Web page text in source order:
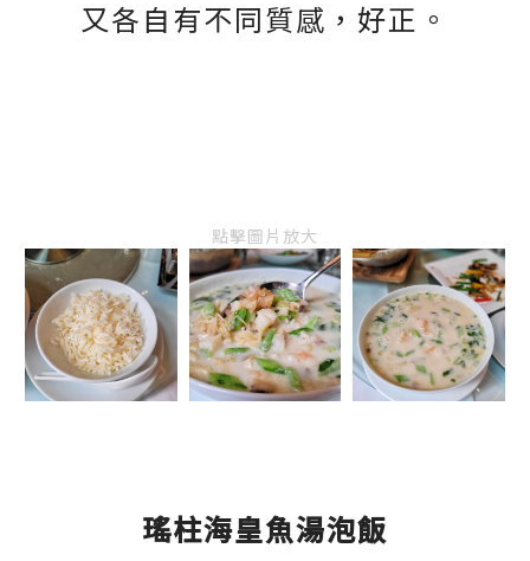
又各自有不同質感，好正。
點擊圖片放大
瑤柱海皇魚湯泡飯